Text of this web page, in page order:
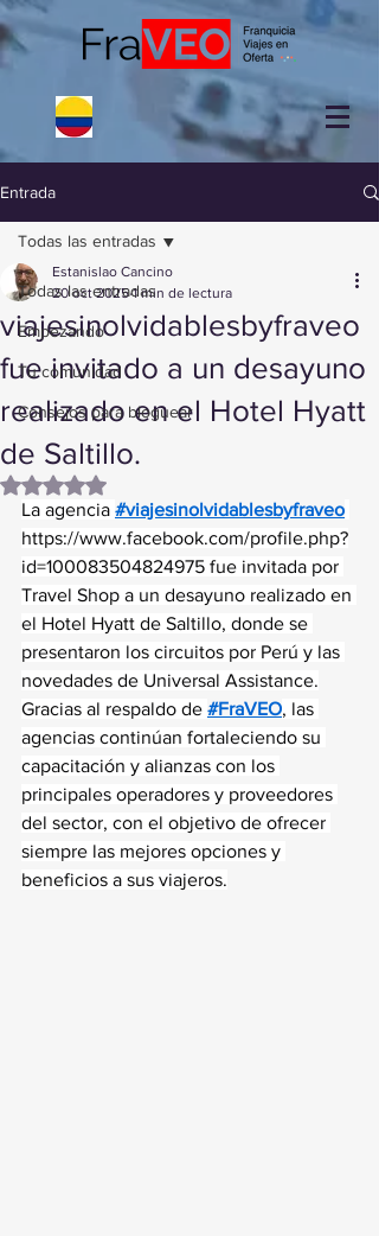
Entrada
Todas las entradas
Empezando
Tu comunidad
Consejos para bloguear
Todas las entradas
viajesinolvidablesbyfraveo
fue invitado a un desayuno
realizado en el Hotel Hyatt
de Saltillo.
Estanislao Cancino
20 oct 2025 1 min de lectura
Obtuvo NaN de 5 estrellas.
La agencia #viajesinolvidablesbyfraveo
https://www.facebook.com/profile.php?
id=100083504824975 fue invitada por
Travel Shop a un desayuno realizado en
el Hotel Hyatt de Saltillo, donde se
presentaron los circuitos por Perú y las
novedades de Universal Assistance.
Gracias al respaldo de #FraVEO, las
agencias continúan fortaleciendo su
capacitación y alianzas con los
principales operadores y proveedores
del sector, con el objetivo de ofrecer
siempre las mejores opciones y
beneficios a sus viajeros.